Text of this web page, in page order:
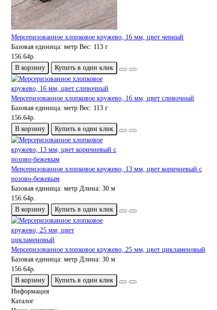
Мерсеризованное хлопковое кружево, 16 мм, цвет черный
Базовая единица: метр Вес: 113 г
156.64р.
В корзину
Купить в один клик
Мерсеризованное хлопковое кружево, 16 мм, цвет сливочный
Базовая единица: метр Вес: 113 г
156.64р.
В корзину
Купить в один клик
Мерсеризованное хлопковое кружево, 13 мм, цвет коричневый с
розово-бежевым
Базовая единица: метр Длина: 30 м
156.64р.
В корзину
Купить в один клик
Мерсеризованное хлопковое кружево, 25 мм, цвет цикламеновый
Базовая единица: метр Длина: 30 м
156.64р.
В корзину
Купить в один клик
Информация
Каталог